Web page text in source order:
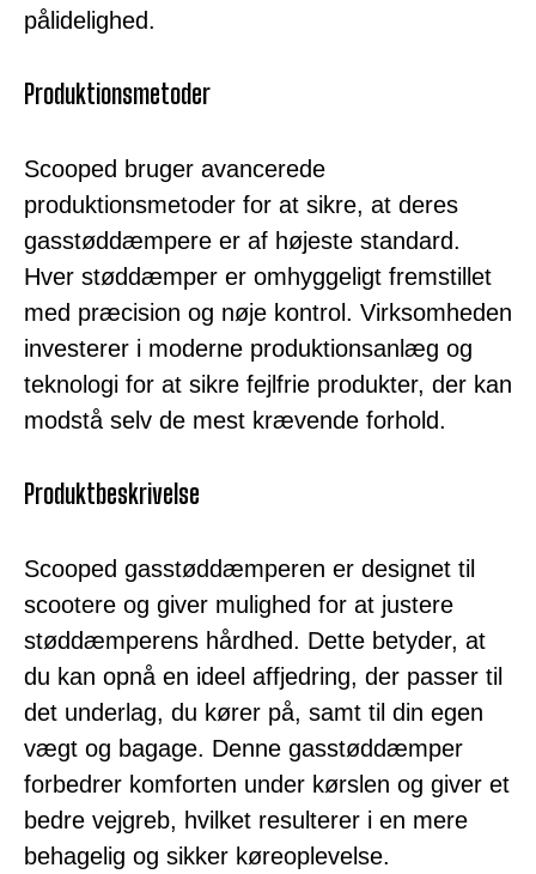
pålidelighed.
Produktionsmetoder
Scooped bruger avancerede
produktionsmetoder for at sikre, at deres
gasstøddæmpere er af højeste standard.
Hver støddæmper er omhyggeligt fremstillet
med præcision og nøje kontrol. Virksomheden
investerer i moderne produktionsanlæg og
teknologi for at sikre fejlfrie produkter, der kan
modstå selv de mest krævende forhold.
Produktbeskrivelse
Scooped gasstøddæmperen er designet til
scootere og giver mulighed for at justere
støddæmperens hårdhed. Dette betyder, at
du kan opnå en ideel affjedring, der passer til
det underlag, du kører på, samt til din egen
vægt og bagage. Denne gasstøddæmper
forbedrer komforten under kørslen og giver et
bedre vejgreb, hvilket resulterer i en mere
behagelig og sikker køreoplevelse.